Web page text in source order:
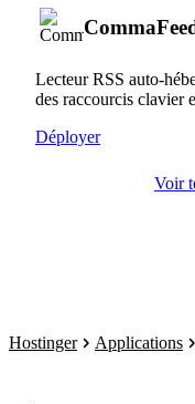
Lecteur RSS auto-
des raccourcis clavier
Déployer
Voir
Hostinger Applications